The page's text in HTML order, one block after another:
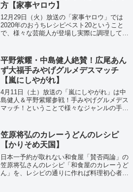
方【家事ヤロウ】
12月29日（火）放送の「家事ヤロウ」では
2020年のおうちレシピベスト20ということ
で、様々な芸能人が登場し実際に調理してい
平野紫耀・中島健人絶賛！広尾あん
ず大福手みやげグルメデスマッチ
【嵐にしやがれ】
4月11日（土）放送の「嵐にしやがれ」は中
島健人＆平野紫耀参戦！手みやげグルメデス
マッチ！ということで様々なジャンルの手み
笠原将弘のカレーうどんのレシピ
【かりそめ天国】
日本一予約が取れない和食屋「賛否両論」の
笠原将弘さんのレシピ「和食屋のカレーうど
ん」を、レシピの通りに作れば料理初心者で